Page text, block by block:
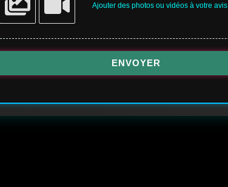
Ajouter des photos ou vidéos à votre avis
ENVOYER